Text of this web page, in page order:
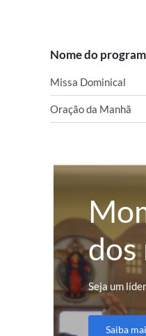
Nome do
Missa Dominical
Oração da Manhã
dos
Seja um
Saiba